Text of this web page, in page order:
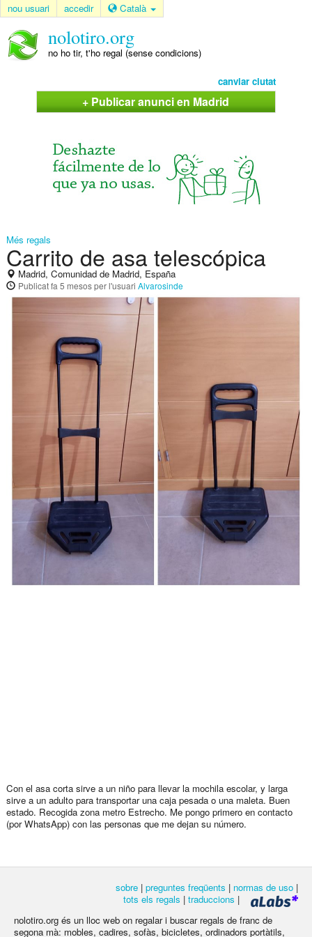
nou usuari accedir Català
nolotiro.org
no ho tir, t'ho regal (sense condicions)
canviar ciutat
+ Publicar anunci en Madrid
Més regals
Carrito de asa telescópica
Madrid, Comunidad de Madrid, España
Publicatfa 5 mesosper l'usuari Alvarosinde
Con el asa corta sirve a un niño para llevar la mochila escolar, y larga
sirve a un adulto para transportar una caja pesada o una maleta. Buen
estado. Recogida zona metro Estrecho. Me pongo primero en contacto
(por WhatsApp) con las personas que me dejan su número.
sobre | preguntes freqüents | normas de uso |
tots els regals | traduccions |
nolotiro.org és un lloc web on regalar i buscar regals de franc de
segona mà: mobles, cadires, sofàs, bicicletes, ordinadors portàtils,